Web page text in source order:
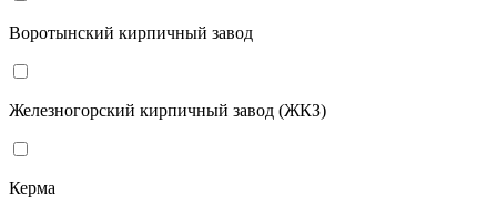
Воротынский кирпичный завод
Железногорский кирпичный завод (ЖКЗ)
Керма